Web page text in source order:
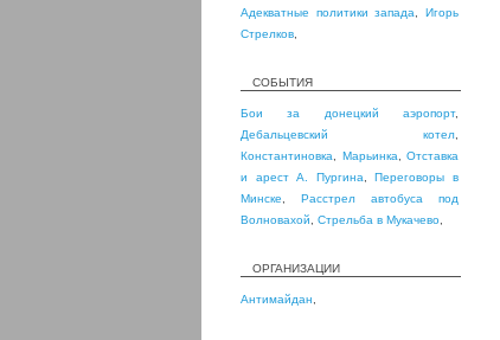
Адекватные политики запада ,Игорь
Стрелков
СОБЫТИЯ
Бои за донецкий аэропорт,
Дебальцевский котел
Константиновка
Марьинка
Отставка
и арест А. Пургина ,Переговоры в
Минске
Расстрел автобуса под
Волновахой
Стрельба в Мукачево
ОРГАНИЗАЦИИ
Антимайдан